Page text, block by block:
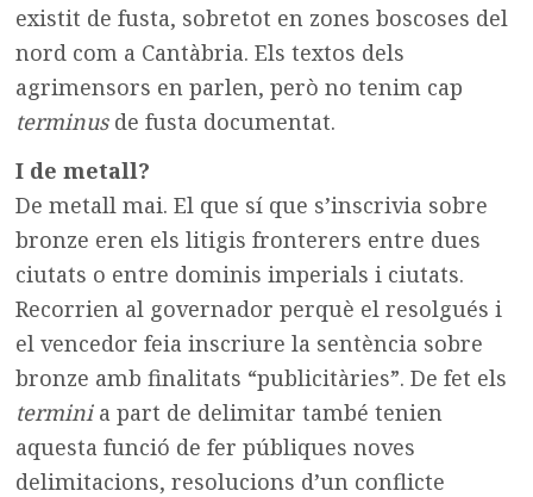
existit de fusta, sobretot en zones boscoses del
nord com a Cantàbria. Els textos dels
agrimensors en parlen, però no tenim cap
terminusde fusta documentat.
I de metall?
De metall mai. El que sí que s’inscrivia sobre
bronze eren els litigis fronterers entre dues
ciutats o entre dominis imperials i ciutats.
Recorrien al governador perquè el resolgués i
el vencedor feia inscriure la sentència sobre
bronze amb finalitats “publicitàries”. De fet els
terminia part de delimitar també tenien
aquesta funció de fer públiques noves
delimitacions, resolucions d’un conflicte